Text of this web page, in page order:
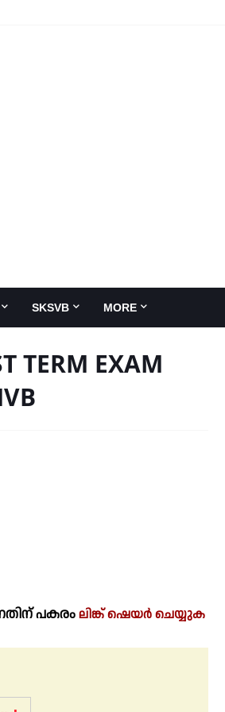
SKSVB MORE
TERM EXAM
പകരംലിങ്ക് ഷെയർ ചെയ്യുക